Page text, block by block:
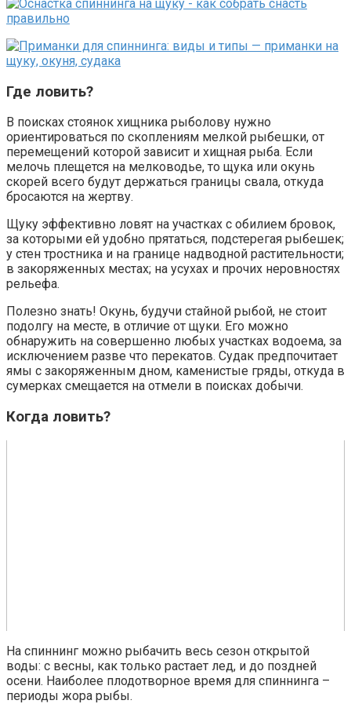
Где ловить?
В поисках стоянок хищника рыболову нужно
ориентироваться по скоплениям мелкой рыбешки, от
перемещений которой зависит и хищная рыба. Если
мелочь плещется на мелководье, то щука или окунь
скорей всего будут держаться границы свала, откуда
бросаются на жертву.
Щуку эффективно ловят на участках с обилием бровок,
за которыми ей удобно прятаться, подстерегая рыбешек;
у стен тростника и на границе надводной растительности;
в закоряженных местах; на усухах и прочих неровностях
рельефа.
Полезно знать! Окунь, будучи стайной рыбой, не стоит
подолгу на месте, в отличие от щуки. Его можно
обнаружить на совершенно любых участках водоема, за
исключением разве что перекатов. Судак предпочитает
ямы с закоряженным дном, каменистые гряды, откуда в
сумерках смещается на отмели в поисках добычи.
Когда ловить?
На спиннинг можно рыбачить весь сезон открытой
воды: с весны, как только растает лед, и до поздней
осени. Наиболее плодотворное время для спиннинга –
периоды жора рыбы.